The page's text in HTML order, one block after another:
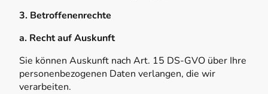
3. Betroffenenrechte
a. Recht auf Auskunft
Sie können Auskunft nach Art. 15 DS-GVO über Ihre
personenbezogenen Daten verlangen, die wir
verarbeiten.